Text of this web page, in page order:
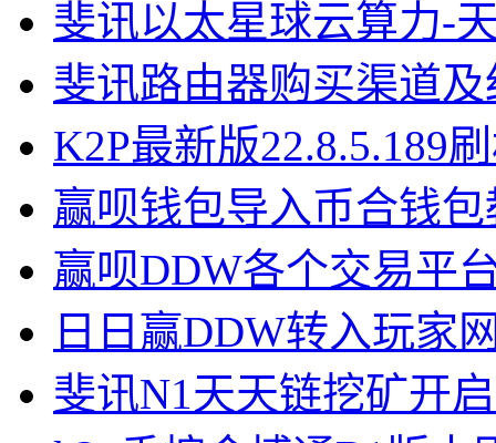
斐讯以太星球云算力-
斐讯路由器购买渠道
K2P最新版22.8.5.189
赢呗钱包导入币合钱包
赢呗DDW各个交易平
日日赢DDW转入玩家
斐讯N1天天链挖矿开